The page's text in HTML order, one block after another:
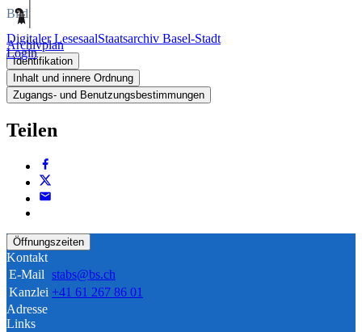
Digitaler LesesaalStaatsarchiv Basel-Stadt
Login
Bild
Archivplan
Identifikation
Inhalt und innere Ordnung
Zugangs- und Benutzungsbestimmungen
Teilen
Öffnungszeiten
Kontakt
E-Mail stabs@bs.ch
Kanzlei +41 61 267 86 01
Adresse
Links